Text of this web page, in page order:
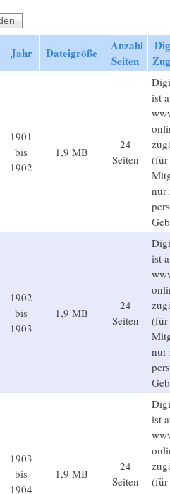
Jahr Dateigröße
Anzahl
Seiten
1901
bis
1902
1,9 MB
24
Seiten
ist
(für
nur
1902
bis
1903
1,9 MB
24
Seiten
ist
(für
nur
1903
bis
1904
1,9 MB
24
Seiten
ist
(für